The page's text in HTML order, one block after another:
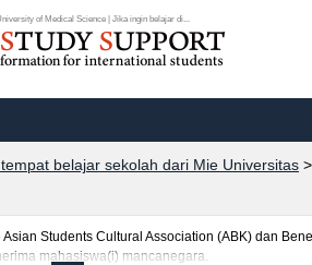
of Medical Science | Jika ingin belajar di...
belajar sekolah dari Mie Universitas
Students Cultural Association (ABK) dan
mahasiswa(i) mancanegara.